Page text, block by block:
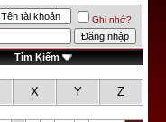
Ghi nhớ?
Tìm Kiếm
X Y Z